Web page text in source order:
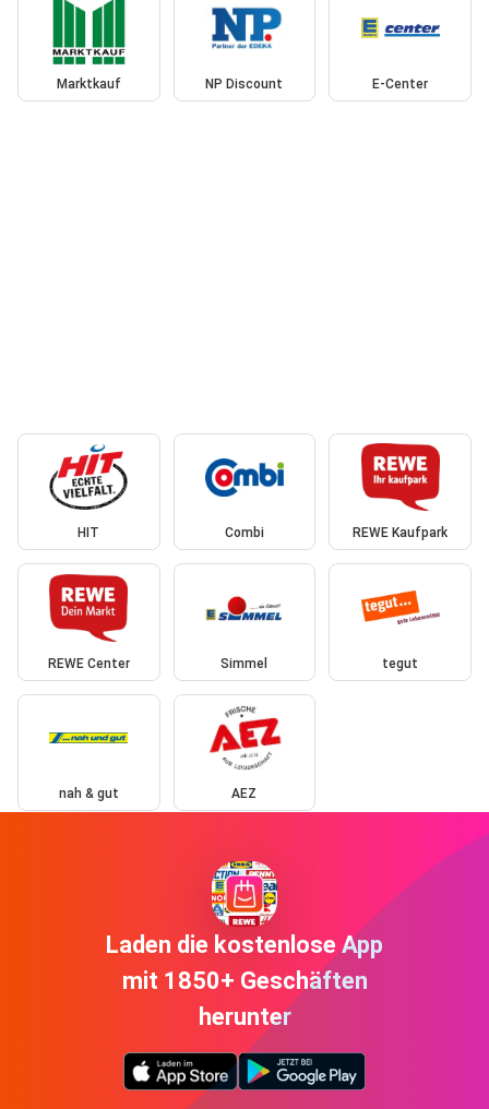
Marktkauf NP Discount E-Center
HIT Combi REWE Kaufpark
REWE Center Simmel tegut
nah & gut AEZ
Laden die kostenlose App
mit 1850+ Geschäften
herunter